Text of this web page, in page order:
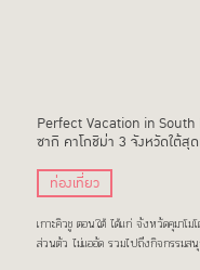
Perfect Vacation in
ซากิ คาโกชิม่า 3 จังหวัดใต้สุด
ท่องเที่ยว
เกาะคิวชู ตอนใต้ ได้แก่ จังหวัดคุมาโม
ส่วนตัว ไม่แออัด รวมไปถึงกิจกรรมส